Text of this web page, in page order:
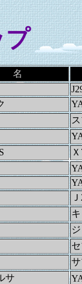
プ
名
サ